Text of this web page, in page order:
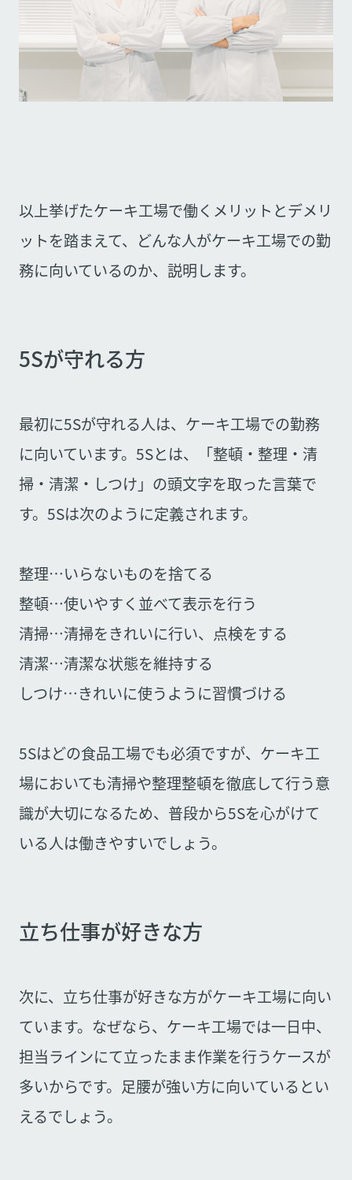
以上挙げたケーキ工場で働くメリットとデメリ
ットを踏まえて、どんな人がケーキ工場での勤
務に向いているのか、説明します。
5Sが守れる方
最初に5Sが守れる人は、ケーキ工場での勤務
に向いています。5Sとは、「整頓・整理・清
掃・清潔・しつけ」の頭文字を取った言葉で
す。5Sは次のように定義されます。
整理…いらないものを捨てる
整頓…使いやすく並べて表示を行う
清掃…清掃をきれいに行い、点検をする
清潔…清潔な状態を維持する
しつけ…きれいに使うように習慣づける
5Sはどの食品工場でも必須ですが、ケーキ工
場においても清掃や整理整頓を徹底して行う意
識が大切になるため、普段から5Sを心がけて
いる人は働きやすいでしょう。
立ち仕事が好きな方
次に、立ち仕事が好きな方がケーキ工場に向い
ています。なぜなら、ケーキ工場では一日中、
担当ラインにて立ったまま作業を行うケースが
多いからです。足腰が強い方に向いているとい
えるでしょう。